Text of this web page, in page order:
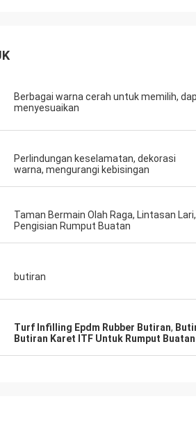
yang dapat
Berbagai warna cerah untuk memilih,
menyesuaikan
Perlindungan keselamatan, dekorasi
warna, mengurangi kebisingan
Taman Bermain Olah Raga, Lintasan Lari,
Pengisian Rumput Buatan
butiran
Turf Infilling Epdm Rubber Butiran,
Butiran Karet ITF Untuk Rumput Buatan